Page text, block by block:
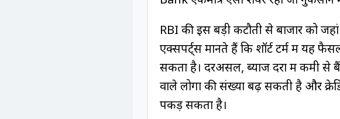
RBI की इस बड़ी कटौती से बाजार को
एक्सपर्ट्स मानते हैं कि शॉर्ट टर्म में यह
सकता है। दरअसल, ब्याज दरों में कमी से
वाले लोगों की संख्या बढ़ सकती है और
पकड़ सकता है।